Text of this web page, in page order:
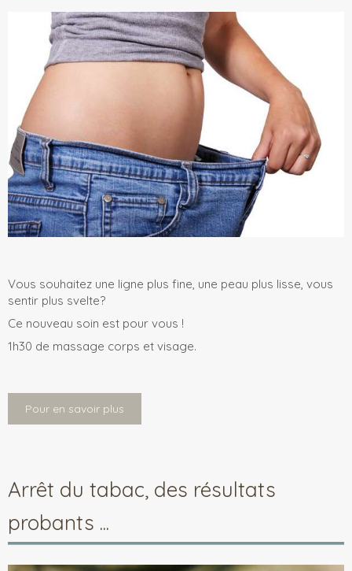
Vous souhaitez une ligne plus fine, une peau plus lisse, vous
sentir plus svelte?
Ce nouveau soin est pour vous !
1h30 de massage corps et visage.
Pour en savoir plus
Arrêt du tabac, des résultats
probants ...